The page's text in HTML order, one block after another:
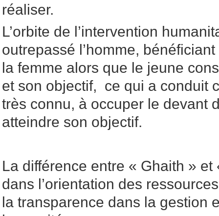
réaliser.
L’orbite de l’intervention
outrepassé l’homme,
la femme alors que le jeune
et son objectif, ce qui a conduit
très connu, à occuper le devant
atteindre son objectif.
La différence entre « Ghaith » et
dans l’orientation des
la transparence dans la gestion